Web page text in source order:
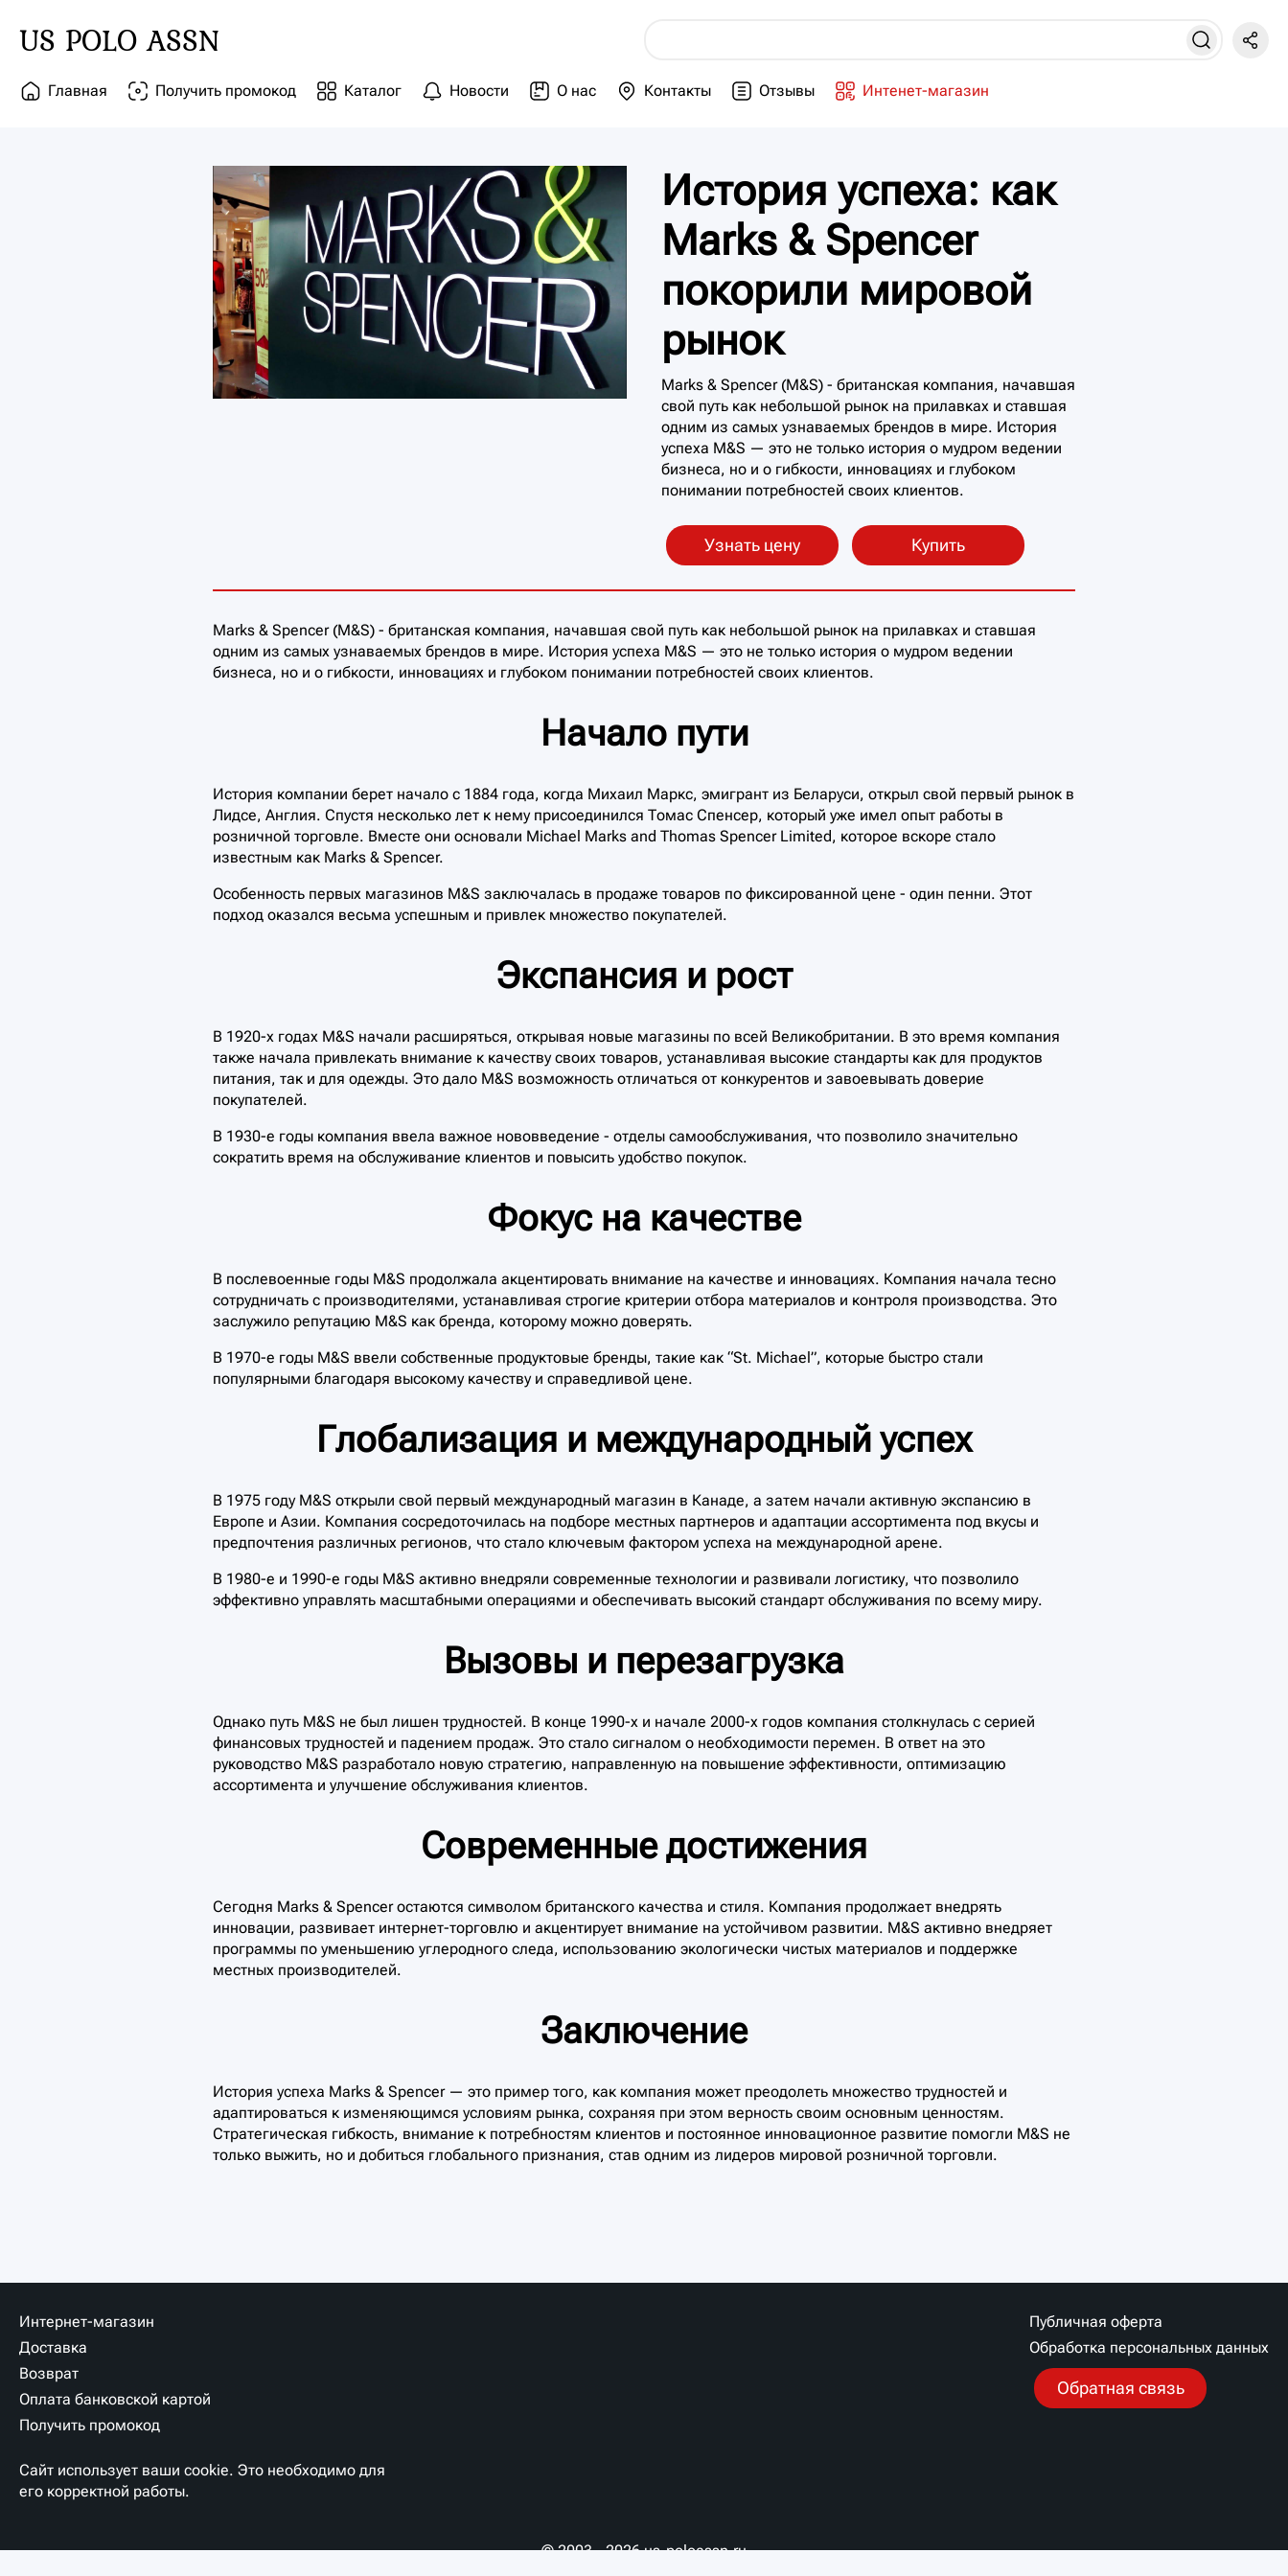
US POLO ASSN
Главная Получить промокод Каталог Новости О нас Контакты Отзывы Интенет-магазин
История успеха: как
Marks & Spencer
покорили мировой
рынок
Marks & Spencer (M&S) - британская компания, начавшая
свой путь как небольшой рынок на прилавках и ставшая
одним из самых узнаваемых брендов в мире. История
успеха M&S — это не только история о мудром ведении
бизнеса, но и о гибкости, инновациях и глубоком
понимании потребностей своих клиентов.
Узнать цену Купить
Marks & Spencer (M&S) - британская компания, начавшая свой путь как небольшой рынок на прилавках и ставшая
одним из самых узнаваемых брендов в мире. История успеха M&S — это не только история о мудром ведении
бизнеса, но и о гибкости, инновациях и глубоком понимании потребностей своих клиентов.
Начало пути
История компании берет начало с 1884 года, когда Михаил Маркс, эмигрант из Беларуси, открыл свой первый рынок в
Лидсе, Англия. Спустя несколько лет к нему присоединился Томас Спенсер, который уже имел опыт работы в
розничной торговле. Вместе они основали Michael Marks and Thomas Spencer Limited, которое вскоре стало
известным как Marks & Spencer.
Особенность первых магазинов M&S заключалась в продаже товаров по фиксированной цене - один пенни. Этот
подход оказался весьма успешным и привлек множество покупателей.
Экспансия и рост
В 1920-х годах M&S начали расширяться, открывая новые магазины по всей Великобритании. В это время компания
также начала привлекать внимание к качеству своих товаров, устанавливая высокие стандарты как для продуктов
питания, так и для одежды. Это дало M&S возможность отличаться от конкурентов и завоевывать доверие
покупателей.
В 1930-е годы компания ввела важное нововведение - отделы самообслуживания, что позволило значительно
сократить время на обслуживание клиентов и повысить удобство покупок.
Фокус на качестве
В послевоенные годы M&S продолжала акцентировать внимание на качестве и инновациях. Компания начала тесно
сотрудничать с производителями, устанавливая строгие критерии отбора материалов и контроля производства. Это
заслужило репутацию M&S как бренда, которому можно доверять.
В 1970-е годы M&S ввели собственные продуктовые бренды, такие как “St. Michael”, которые быстро стали
популярными благодаря высокому качеству и справедливой цене.
Глобализация и международный успех
В 1975 году M&S открыли свой первый международный магазин в Канаде, а затем начали активную экспансию в
Европе и Азии. Компания сосредоточилась на подборе местных партнеров и адаптации ассортимента под вкусы и
предпочтения различных регионов, что стало ключевым фактором успеха на международной арене.
В 1980-е и 1990-е годы M&S активно внедряли современные технологии и развивали логистику, что позволило
эффективно управлять масштабными операциями и обеспечивать высокий стандарт обслуживания по всему миру.
Вызовы и перезагрузка
Однако путь M&S не был лишен трудностей. В конце 1990-х и начале 2000-х годов компания столкнулась с серией
финансовых трудностей и падением продаж. Это стало сигналом о необходимости перемен. В ответ на это
руководство M&S разработало новую стратегию, направленную на повышение эффективности, оптимизацию
ассортимента и улучшение обслуживания клиентов.
Современные достижения
Сегодня Marks & Spencer остаются символом британского качества и стиля. Компания продолжает внедрять
инновации, развивает интернет-торговлю и акцентирует внимание на устойчивом развитии. M&S активно внедряет
программы по уменьшению углеродного следа, использованию экологически чистых материалов и поддержке
местных производителей.
Заключение
История успеха Marks & Spencer — это пример того, как компания может преодолеть множество трудностей и
адаптироваться к изменяющимся условиям рынка, сохраняя при этом верность своим основным ценностям.
Стратегическая гибкость, внимание к потребностям клиентов и постоянное инновационное развитие помогли M&S не
только выжить, но и добиться глобального признания, став одним из лидеров мировой розничной торговли.
Интернет-магазин
Доставка
Возврат
Оплата банковской картой
Получить промокод
Публичная оферта
Обработка персональных данных
Обратная связь
Сайт использует ваши cookie. Это необходимо для
его корректной работы.
© 2003 - 2026 us-poloassn.ru